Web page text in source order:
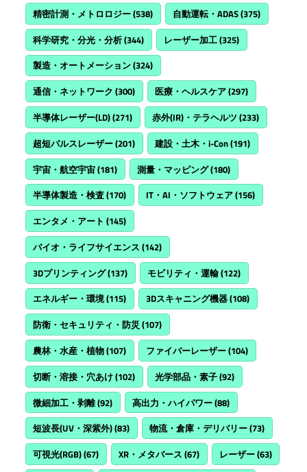
精密計測・メトロロジー(538) 自動運転・ADAS(375)
科学研究・分光・分析(344) レーザー加工(325)
製造・オートメーション(324)
通信・ネットワーク (300) 医療・ヘルスケア(297)
半導体レーザー(LD)(271) 赤外(IR)・テラヘルツ (233)
超短パルスレーザー(201) 建設・土木・i-Con(191)
宇宙・航空宇宙(181) 測量・マッピング(180)
半導体製造・検査(170) IT・AI・ソフトウェア(156)
エンタメ・アート (145)
バイオ・ライフサイエンス (142)
3Dプリンティング(137) モビリティ・運輸(122)
エネルギー・環境(115) 3Dスキャニング機器(108)
防衛・セキュリティ・防災(107)
農林・水産・植物(107) ファイバーレーザー(104)
切断・溶接・穴あけ(102) 光学部品・素子(92)
微細加工・剥離(92) 高出力・ハイパワー(88)
短波長(UV・深紫外)(83) 物流・倉庫・デリバリー(73)
可視光(RGB)(67) XR・メタバース (67) レーザー(63)